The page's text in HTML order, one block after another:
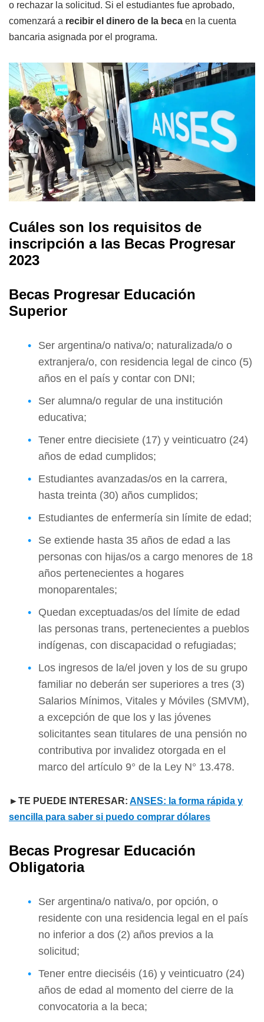
o rechazar la solicitud. Si el estudiantes fue aprobado,
comenzará a recibir el dinero de la beca en la cuenta
bancaria asignada por el programa.
Cuáles son los requisitos de
inscripción a las Becas Progresar
2023
Becas Progresar Educación
Superior
Ser argentina/o nativa/o; naturalizada/o o
extranjera/o, con residencia legal de cinco (5)
años en el país y contar con DNI;
Ser alumna/o regular de una institución
educativa;
Tener entre diecisiete (17) y veinticuatro (24)
años de edad cumplidos;
Estudiantes avanzadas/os en la carrera,
hasta treinta (30) años cumplidos;
Estudiantes de enfermería sin límite de edad;
Se extiende hasta 35 años de edad a las
personas con hijas/os a cargo menores de 18
años pertenecientes a hogares
monoparentales;
Quedan exceptuadas/os del límite de edad
las personas trans, pertenecientes a pueblos
indígenas, con discapacidad o refugiadas;
Los ingresos de la/el joven y los de su grupo
familiar no deberán ser superiores a tres (3)
Salarios Mínimos, Vitales y Móviles (SMVM),
a excepción de que los y las jóvenes
solicitantes sean titulares de una pensión no
contributiva por invalidez otorgada en el
marco del artículo 9° de la Ley N° 13.478.
►TE PUEDE INTERESAR: ANSES: la forma rápida y
sencilla para saber si puedo comprar dólares
Becas Progresar Educación
Obligatoria
Ser argentina/o nativa/o, por opción, o
residente con una residencia legal en el país
no inferior a dos (2) años previos a la
solicitud;
Tener entre dieciséis (16) y veinticuatro (24)
años de edad al momento del cierre de la
convocatoria a la beca;